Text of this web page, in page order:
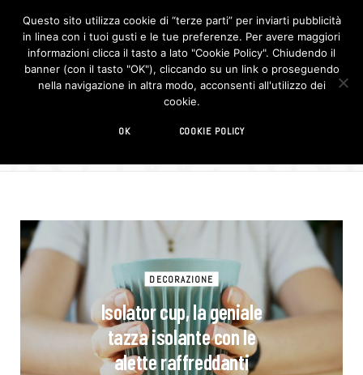
F
c
e
b
o
I
n
s
t
caffé
DECORAZIONE
Isolator cup, la geniale
tazza isolante con le
alette raffreddanti
Questo sito utilizza cookie di “terze parti” per inviarti pubblicità
in linea con i tuoi gusti e le tue preferenze. Per avere maggiori
informazioni clicca il tasto a lato "Cookie Policy". Chiudendo il
banner (con il tasto "OK"), cliccando su un link o proseguendo
nella navigazione in altra modo, acconsenti all'utilizzo dei
cookie.
OK COOKIE POLICY